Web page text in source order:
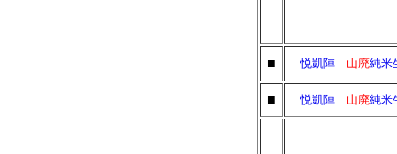
■ 悦凱陣 山廃純
■ 悦凱陣 山廃純